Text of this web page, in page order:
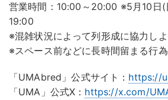
営業時間：10:00～20:00 ※5月10日(
19:00
※混雑状況によって列形成に協力しよ
※スペース前などに長時間留まる行
「UMAbred」公式サイト： https://
「UMA」公式X： https://x.com/